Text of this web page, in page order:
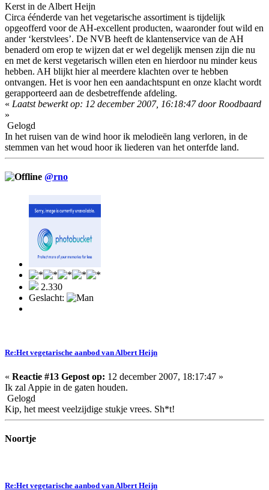
Kerst in de Albert Heijn
Circa éénderde van het vegetarische assortiment is tijdelijk
opgeofferd voor de AH-excellent producten, waaronder fout wild en
ander ‘kerstvlees’. De NVB heeft de klantenservice van de AH
benaderd om erop te wijzen dat er wel degelijk mensen zijn die nu
en met de kerst vegetarisch willen eten en hierdoor nu minder keus
hebben. AH blijkt hier al meerdere klachten over te hebben
ontvangen. Het is voor hen een aandachtspunt en onze klacht wordt
gerapporteerd aan de desbetreffende afdeling.
« Laatst bewerkt op: 12 december 2007, 16:18:47 door Roodbaard
»
Gelogd
In het ruisen van de wind hoor ik melodieën lang verloren, in de
stemmen van het woud hoor ik liederen van het onterfde land.
@rno
2.330
Geslacht:
Re:Het vegetarische aanbod van Albert Heijn
« Reactie #13 Gepost op: 12 december 2007, 18:17:47 »
Ik zal Appie in de gaten houden.
Gelogd
Kip, het meest veelzijdige stukje vrees. Sh*t!
Noortje
Re:Het vegetarische aanbod van Albert Heijn